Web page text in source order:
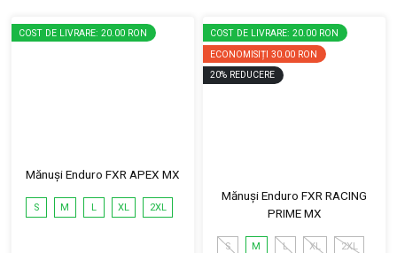
COST DE LIVRARE: 20.00 RON
Mănuși Enduro FXR APEX MX
S M L XL 2XL
COST DE LIVRARE: 20.00 RON
ECONOMISIȚI 30.00 RON
20% REDUCERE
Mănuși Enduro FXR RACING
PRIME MX
S M L XL 2XL